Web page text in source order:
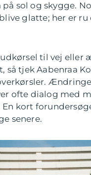
sol og skygge.
glatte; her er ru
til vej eller
så tjek Aabenraa
ofte dialog med
En kort
senere.